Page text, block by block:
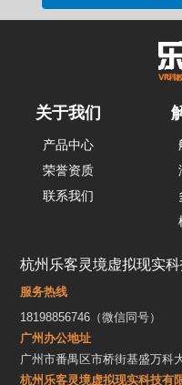
关于我们
产品中心
荣誉资质
联系我们
杭州乐客灵境虚拟现实科
服务热线
18198856746（微信同号）
广州办公地址
广州市番禺区市桥街基盛万科
杭州乐客灵境虚拟现实科技有